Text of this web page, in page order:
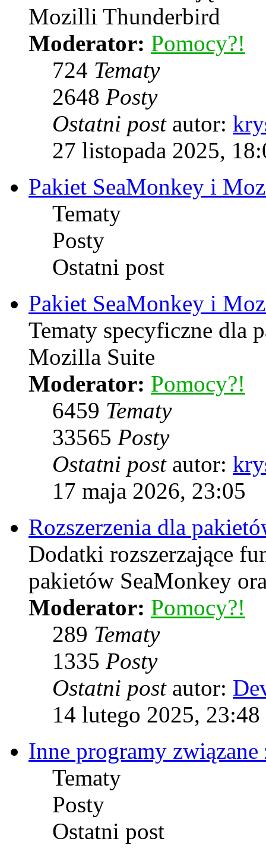
Mozilli Thunderbird
Moderator: Pomocy?!
724 Tematy
2648 Posty
Ostatni postautor:
27 listopada 2025,
Pakiet SeaMonkey i
Tematy
Posty
Ostatni post
Pakiet SeaMonkey i
Tematy specyficzne dla
Mozilla Suite
Moderator: Pomocy?!
6459 Tematy
33565 Posty
Ostatni postautor:
17 maja 2026, 23:05
Rozszerzenia dla
Dodatki rozszerzające
pakietów SeaMonkey
Moderator: Pomocy?!
289 Tematy
1335 Posty
Ostatni postautor:
14 lutego 2025, 23:48
Inne programy
Tematy
Posty
Ostatni post